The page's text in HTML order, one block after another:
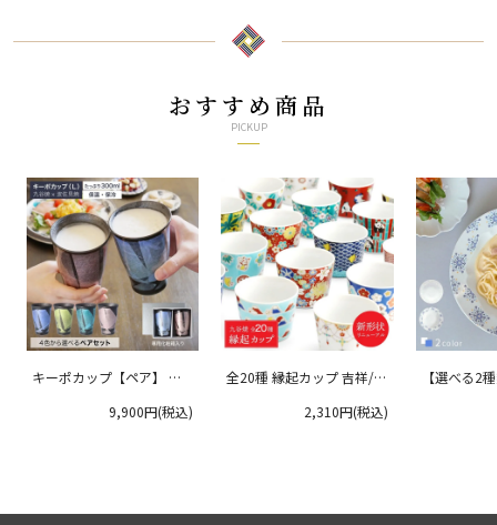
おすすめ商品
PICKUP
キーポカップ【ペア】 ラ
9,900円(税込)
全20種 縁起カップ 吉祥/青
2,310円(税込)
【選べる2